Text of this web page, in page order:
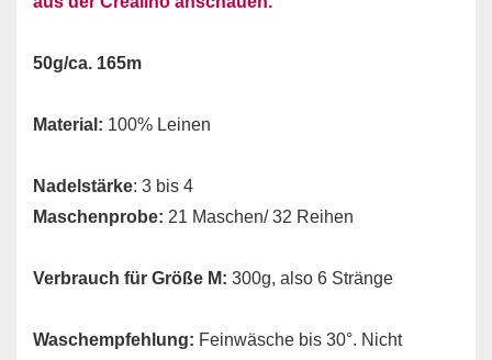
50g/ca. 165m
Material: 100% Leinen
Nadelstärke: 3 bis 4
Maschenprobe: 21 Maschen/ 32 Reihen
Verbrauch für Größe M: 300g, also 6 Stränge
Waschempfehlung: Feinwäsche bis 30°. Nicht